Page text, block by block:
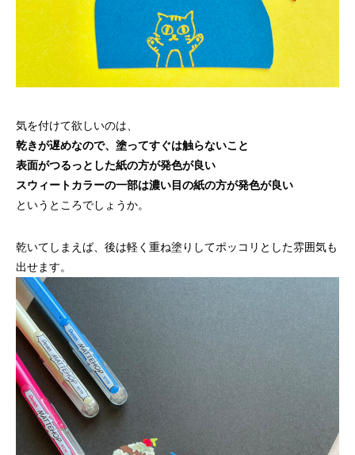
気を付けて欲しいのは、
乾きが遅めなので、塗ってすぐは触らないこと
表面がつるっとした紙の方が発色が良い
スウィートカラーの一部は濃い目の紙の方が発色が良い
というところでしょうか。
乾いてしまえば、後は軽く重ね塗りしてポッコリとした雰囲気も
出せます。